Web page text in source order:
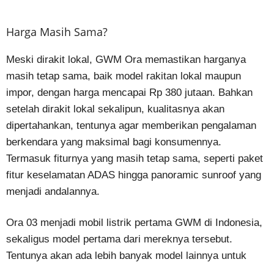
Harga Masih Sama?
Meski dirakit lokal, GWM Ora memastikan harganya
masih tetap sama, baik model rakitan lokal maupun
impor, dengan harga mencapai Rp 380 jutaan. Bahkan
setelah dirakit lokal sekalipun, kualitasnya akan
dipertahankan, tentunya agar memberikan pengalaman
berkendara yang maksimal bagi konsumennya.
Termasuk fiturnya yang masih tetap sama, seperti paket
fitur keselamatan ADAS hingga panoramic sunroof yang
menjadi andalannya.
Ora 03 menjadi mobil listrik pertama GWM di Indonesia,
sekaligus model pertama dari mereknya tersebut.
Tentunya akan ada lebih banyak model lainnya untuk